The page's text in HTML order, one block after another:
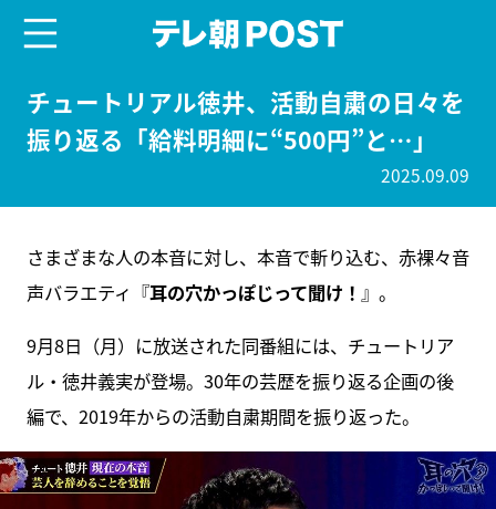
チュートリアル徳井、活動自粛の日々を
振り返る「給料明細に“500円”と…」
2025.09.09
さまざまな人の本音に対し、本音で斬り込む、赤裸々音
声バラエティ『耳の穴かっぽじって聞け！ 』。
9月8日（月）に放送された同番組には、チュートリア
ル・徳井義実が登場。30年の芸歴を振り返る企画の後
編で、2019年からの活動自粛期間を振り返った。